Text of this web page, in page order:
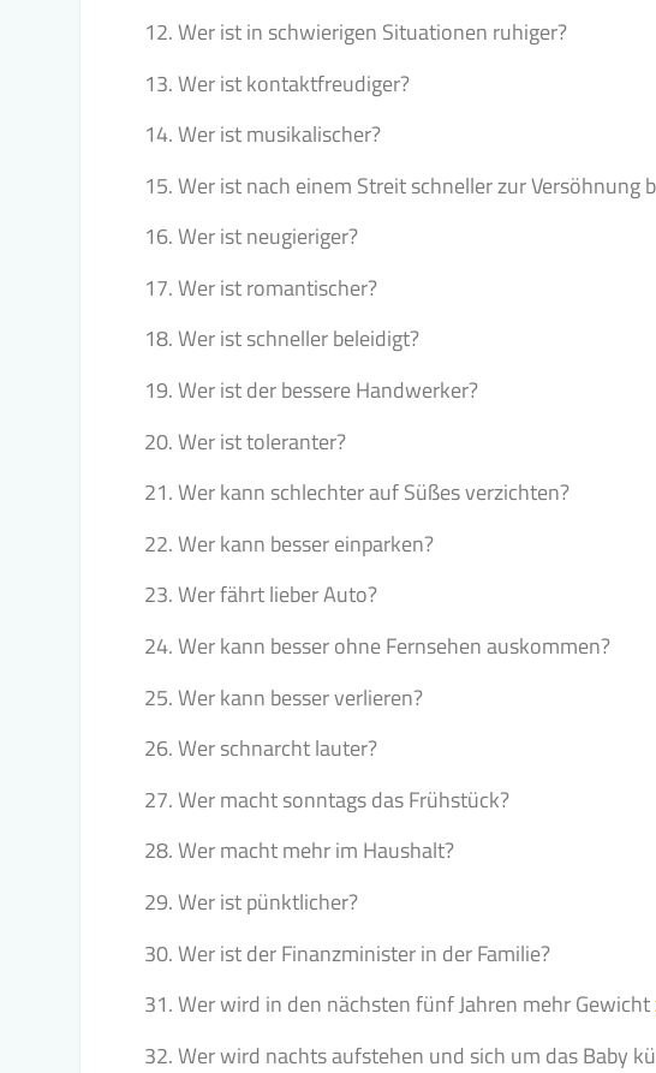
Wer ist in schwierigen Situationen ruhiger?
Wer ist kontaktfreudiger?
Wer ist musikalischer?
Wer ist nach einem Streit schneller zur Versöhnung
Wer ist neugieriger?
Wer ist romantischer?
Wer ist schneller beleidigt?
Wer ist der bessere Handwerker?
Wer ist toleranter?
Wer kann schlechter auf Süßes verzichten?
Wer kann besser einparken?
Wer fährt lieber Auto?
Wer kann besser ohne Fernsehen auskommen?
Wer kann besser verlieren?
Wer schnarcht lauter?
Wer macht sonntags das Frühstück?
Wer macht mehr im Haushalt?
Wer ist pünktlicher?
Wer ist der Finanzminister in der Familie?
Wer wird in den nächsten fünf Jahren mehr Gewicht
Wer wird nachts aufstehen und sich um das Baby